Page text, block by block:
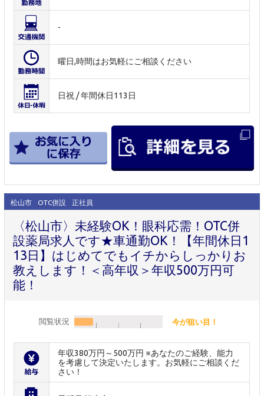
-
曜日,時間はお気軽にご相談ください
日祝 / 年間休日113日
松山市 OTC併設 正社員
〈松山市〉未経験OK！眼科応需！OTC併
設薬局求人です★車通勤OK！【年間休日1
13日】はじめてでもイチからしっかりお
教えします！＜高年収＞年収500万円可
能！
閲覧状況 今が狙い目！
年収380万円～500万円 ※あなたのご経験、能力
を考慮して決定いたします。お気軽にご相談くだ
さい！